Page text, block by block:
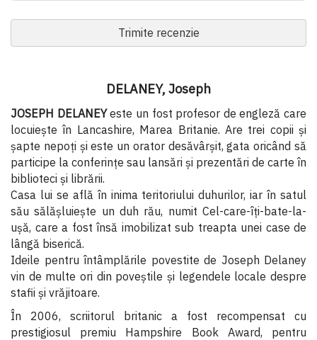
Trimite recenzie
DELANEY, Joseph
JOSEPH DELANEYeste un fost profesor de engleză care
locuieşte în Lancashire, Marea Britanie. Are trei copii şi
şapte nepoţi şi este un orator desăvârşit, gata oricând să
participe la conferinţe sau lansări şi prezentări de carte în
biblioteci şi librării.
Casa lui se află în inima teritoriului duhurilor, iar în satul
său sălăşluieşte un duh rău, numit Cel-care-îţi-bate-la-
uşă, care a fost însă imobilizat sub treapta unei case de
lângă biserică.
Ideile pentru întâmplările povestite de Joseph Delaney
vin de multe ori din poveştile şi legendele locale despre
stafii şi vrăjitoare.
În 2006, scriitorul britanic a fost recompensat cu
prestigiosul premiu Hampshire Book Award, pentru